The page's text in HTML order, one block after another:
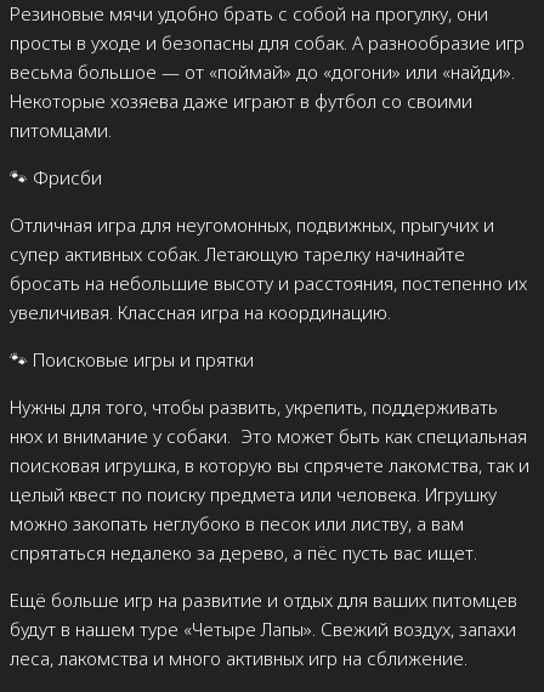
Резиновые мячи удобно брать с собой на прогулку, они
просты в уходе и безопасны для собак. А разнообразие игр
весьма большое — от «поймай» до «догони» или «найди».
Некоторые хозяева даже играют в футбол со своими
питомцами.
🐾 Фрисби
Отличная игра для неугомонных, подвижных, прыгучих и
супер активных собак. Летающую тарелку начинайте
бросать на небольшие высоту и расстояния, постепенно их
увеличивая. Классная игра на координацию.
🐾 Поисковые игры и прятки
Нужны для того, чтобы развить, укрепить, поддерживать
нюх и внимание у собаки. Это может быть как специальная
поисковая игрушка, в которую вы спрячете лакомства, так и
целый квест по поиску предмета или человека. Игрушку
можно закопать неглубоко в песок или листву, а вам
спрятаться недалеко за дерево, а пёс пусть вас ищет.
Ещё больше игр на развитие и отдых для ваших питомцев
будут в нашем туре «Четыре Лапы». Свежий воздух, запахи
леса, лакомства и много активных игр на сближение.